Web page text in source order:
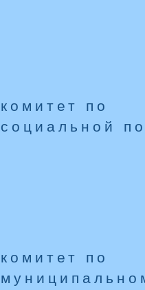
комитет по
социальной
комитет по